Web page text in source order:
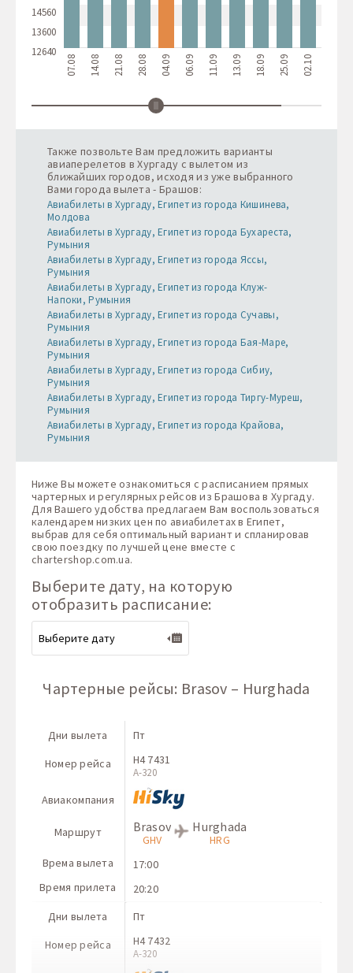
14560
13600
12640
07.08 14.08 21.08 28.08 04.09 06.09 11.09 13.09 18.09 25.09 02.10
Также позвольте Вам предложить варианты
авиаперелетов в Хургаду с вылетом из
ближайших городов, исходя из уже выбранного
Вами города вылета - Брашов:
Авиабилеты в Хургаду, Египет из города Кишинева,
Молдова
Авиабилеты в Хургаду, Египет из города Бухареста,
Румыния
Авиабилеты в Хургаду, Египет из города Яссы,
Румыния
Авиабилеты в Хургаду, Египет из города Клуж-
Напоки, Румыния
Авиабилеты в Хургаду, Египет из города Сучавы,
Румыния
Авиабилеты в Хургаду, Египет из города Бая-Маре,
Румыния
Авиабилеты в Хургаду, Египет из города Сибиу,
Румыния
Авиабилеты в Хургаду, Египет из города Тиргу-Муреш,
Румыния
Авиабилеты в Хургаду, Египет из города Крайова,
Румыния
Ниже Вы можете ознакомиться с расписанием прямых
чартерных и регулярных рейсов из Брашова в Хургаду.
Для Вашего удобства предлагаем Вам воспользоваться
календарем низких цен по авиабилетах в Египет,
выбрав для себя оптимальный вариант и спланировав
свою поездку по лучшей цене вместе с
chartershop.com.ua.
Выберите дату, на которую
отобразить расписание:
Чартерные рейсы: Brasov – Hurghada
Дни вылета
Номер рейса
Авиакомпания
Маршрут
Врема вылета
Время прилета
Пт
H4 7431
A-320
Brasov
GHV
Hurghada
HRG
17:00
20:20
Дни вылета
Номер рейса
Пт
H4 7432
A-320